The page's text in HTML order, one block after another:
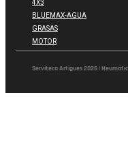
4X3
BLUEMAX-AGUA
GRASAS
MOTOR
Serviteca Artigues 2026 |